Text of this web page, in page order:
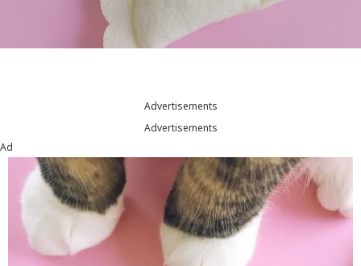
Advertisements
Advertisements
Ad